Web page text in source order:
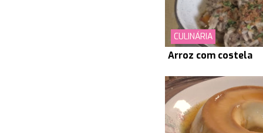
CULINÁRIA
Arroz com costela